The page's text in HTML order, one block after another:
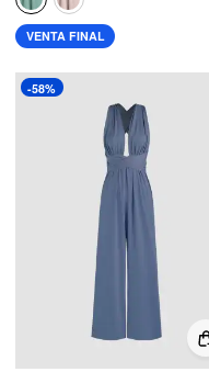
VENTA FINAL
-58%